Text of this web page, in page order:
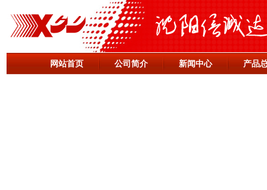
网站首页 公司简介 新闻中心 产品